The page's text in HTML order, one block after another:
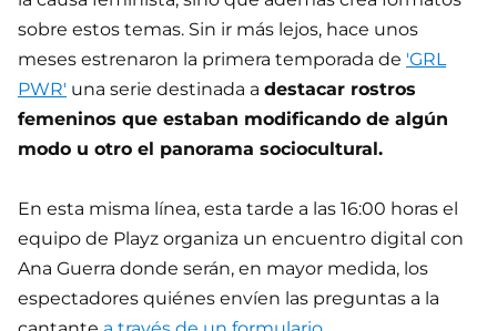
sobre estos temas. Sin ir más lejos, hace unos
meses estrenaron la primera temporada de 'GRL
PWR' una serie destinada a destacar rostros
femeninos que estaban modificando de algún
modo u otro el panorama sociocultural.
En esta misma línea, esta tarde a las 16:00 horas el
equipo de Playz organiza un encuentro digital con
Ana Guerra donde serán, en mayor medida, los
espectadores quiénes envíen las preguntas a la